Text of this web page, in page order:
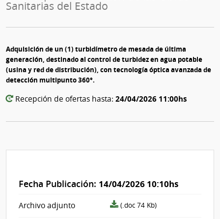
Sanitarias del Estado
Adquisición de un (1) turbidímetro de mesada de última
generación, destinado al control de turbidez en agua potable
(usina y red de distribución), con tecnología óptica avanzada de
detección multipunto 360°.
Recepción de ofertas hasta: 24/04/2026 11:00hs
Fecha Publicación: 14/04/2026 10:10hs
Archivo adjunto
archivo
(.doc 74 Kb)